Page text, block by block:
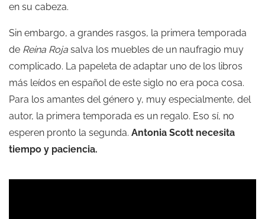
en su cabeza.
Sin embargo, a grandes rasgos, la primera temporada
de Reina Roja salva los muebles de un naufragio muy
complicado. La papeleta de adaptar uno de los libros
más leídos en español de este siglo no era poca cosa.
Para los amantes del género y, muy especialmente, del
autor, la primera temporada es un regalo. Eso sí, no
esperen pronto la segunda. Antonia Scott necesita
tiempo y paciencia.